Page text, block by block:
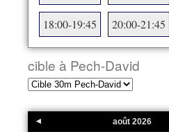
18:00-19:45 20:00-21:45
cible à Pech-David
août 2026